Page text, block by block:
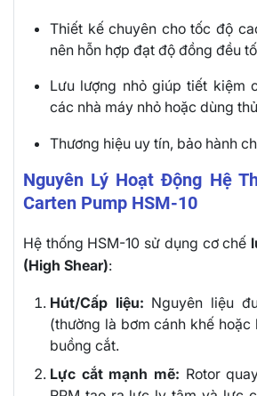
Thiết kế chuyên cho tốc độ
nên hỗn hợp đạt độ đồng đều
Lưu lượng nhỏ giúp tiết kiệm
các nhà máy nhỏ hoặc dùng
Thương hiệu uy tín, bảo hành
Nguyên Lý Hoạt Động Hệ
Carten Pump HSM-10
Hệ thống HSM-10 sử dụng cơ chế
(High Shear):
Hút/Cấp liệu: Nguyên liệu
(thường là bơm cánh khế hoặc
buồng cắt.
Lực cắt mạnh mẽ: Rotor